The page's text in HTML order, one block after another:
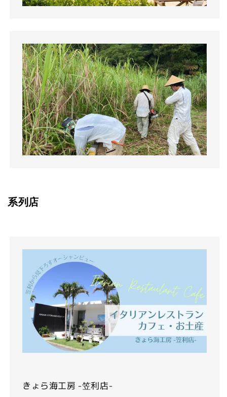
系列店
きょら海工房 -笠利店-